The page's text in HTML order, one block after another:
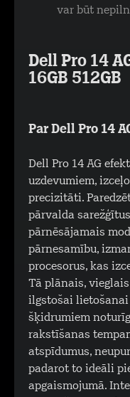
var būt
Dell Pro 14
16GB 512GB
Par Dell Pro 14
Dell Pro 14 AG
uzdevumiem,
precizitāti.
pārvalda
pārnēsājamais
pārnesamību,
procesorus, kas
Tā plānais,
ilgstošai
šķidrumiem
rakstīšanas
atspīdumus,
padarot to ideāli
apgaismojumā.